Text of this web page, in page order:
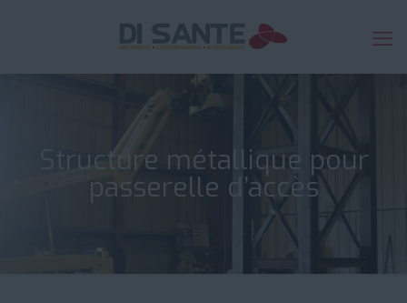
Structure métallique pour
passerelle d’accès